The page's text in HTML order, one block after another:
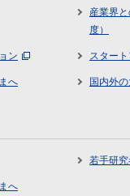
産業界
度）
ン スター
へ 国内外
若手研
へ